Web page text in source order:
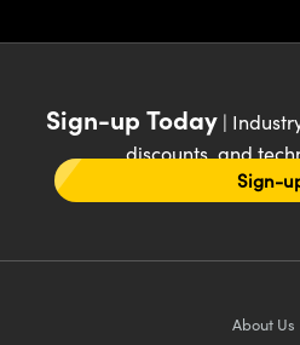
Sign-up Today|
discounts, and
Sign-
About Us